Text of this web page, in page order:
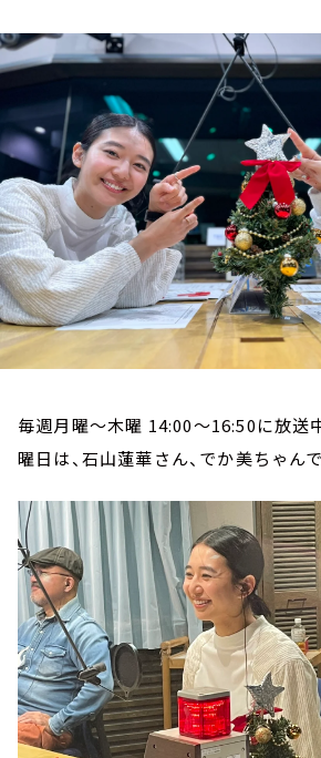
トピックス
TBS Podcast
イベント・グッズ
YouTube
会社情報
毎週月曜～木曜 14:00～16:50に放送
曜日は、石山蓮華さん、でか美ちゃん